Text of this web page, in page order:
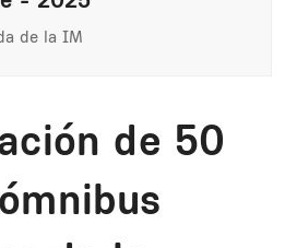
de la IM
de 50